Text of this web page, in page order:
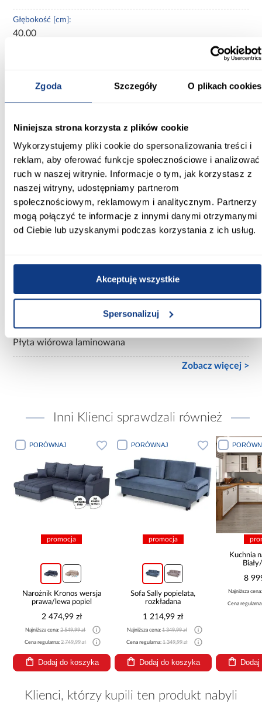
Zgoda Szczegóły O plikach cookies
Niniejsza strona korzysta z plików cookie
Wykorzystujemy pliki cookie do spersonalizowania treści i
reklam, aby oferować funkcje społecznościowe i analizować
ruch w naszej witrynie. Informacje o tym, jak korzystasz z
naszej witryny, udostępniamy partnerom
społecznościowym, reklamowym i analitycznym. Partnerzy
mogą połączyć te informacje z innymi danymi otrzymanymi
od Ciebie lub uzyskanymi podczas korzystania z ich usług.
Akceptuję wszystkie
Spersonalizuj
Głębokość [cm]:
40.00
Kolor frontów:
Macadamia/Morski
Kolor korpusu:
dąb cremona
Wykończenie frontów:
mat
mat
Płyta wiórowa laminowana
Konstrukcja korpusu:
Płyta wiórowa laminowana
Zobacz więcej >
Inni Klienci sprawdzali również
PORÓWNAJ
promocja
Narożnik Kronos wersja
prawa/lewa popiel
2 474,99 zł
Najniższa cena:2 549,99 zł
Cena regularna:2 749,99 zł
Dodaj do koszyka
PORÓWNAJ
promocja
Sofa Sally popielata,
rozkładana
1 214,99 zł
Najniższa cena:1 349,99 zł
Cena regularna:1 349,99 zł
Dodaj do koszyka
Kuchnia
8
Najniższa
Cena
Klienci, którzy kupili ten produkt nabyli